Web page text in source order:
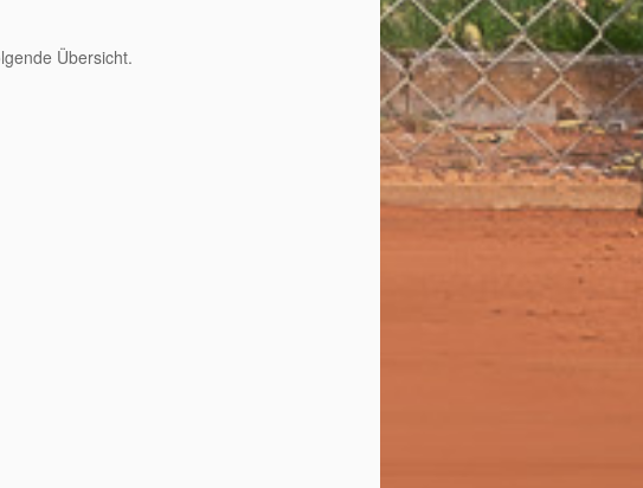
Übersicht.